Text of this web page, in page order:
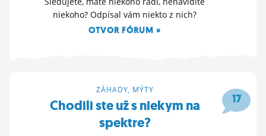
niekoho? Odpísal vám niekto z nich?
OTVOR FÓRUM »
17
ZÁHADY, MÝTY
Chodili ste už s niekym na
spektre?